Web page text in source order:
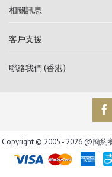
相關訊息
客戶支援
聯絡我們 (香港)
Copyright © 2005 - 2026 @簡約